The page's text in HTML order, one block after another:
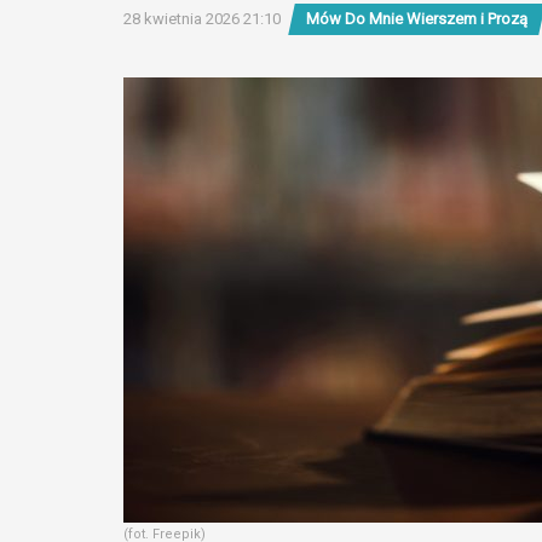
28 kwietnia 2026 21:10 Mów Do Mnie Wierszem i Prozą
(fot. Freepik)